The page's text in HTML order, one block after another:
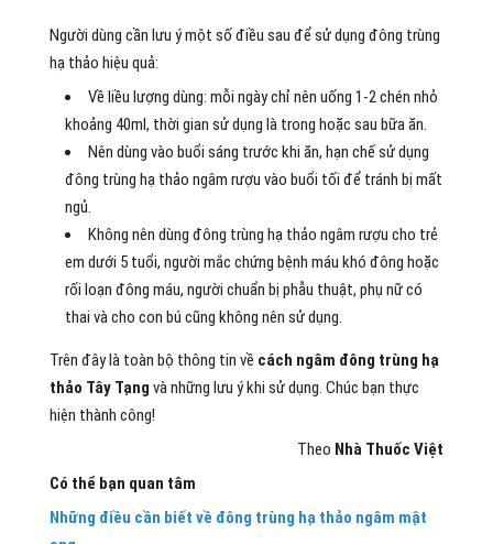
Người dùng cần lưu ý một số điều sau để sử dụng đông trùng
hạ thảo hiệu quả:
Về liều lượng dùng: mỗi ngày chỉ nên uống 1-2 chén nhỏ
khoảng 40ml, thời gian sử dụng là trong hoặc sau bữa ăn.
Nên dùng vào buổi sáng trước khi ăn, hạn chế sử dụng
đông trùng hạ thảo ngâm rượu vào buổi tối để tránh bị mất
ngủ.
Không nên dùng đông trùng hạ thảo ngâm rượu cho trẻ
em dưới 5 tuổi, người mắc chứng bệnh máu khó đông hoặc
rối loạn đông máu, người chuẩn bị phẫu thuật, phụ nữ có
thai và cho con bú cũng không nên sử dụng.
Trên đây là toàn bộ thông tin về cách ngâm đông trùng hạ
thảo Tây Tạng và những lưu ý khi sử dụng. Chúc bạn thực
hiện thành công!
Theo Nhà Thuốc Việt
Có thể bạn quan tâm
Những điều cần biết về đông trùng hạ thảo ngâm mật